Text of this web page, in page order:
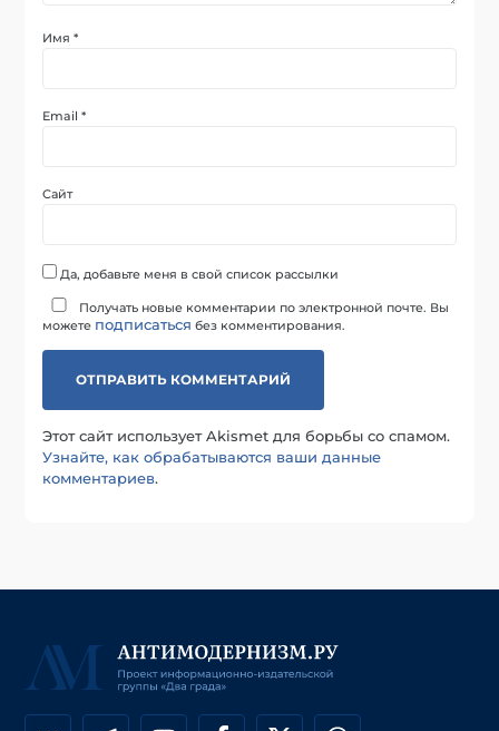
Имя*
Email*
Сайт
Да, добавьте меня в свой список рассылки
Получать новые комментарии по электронной почте. Вы
можете подписаться без комментирования.
Этот сайт использует Akismet для борьбы со спамом.
Узнайте, как обрабатываются ваши данные
комментариев.